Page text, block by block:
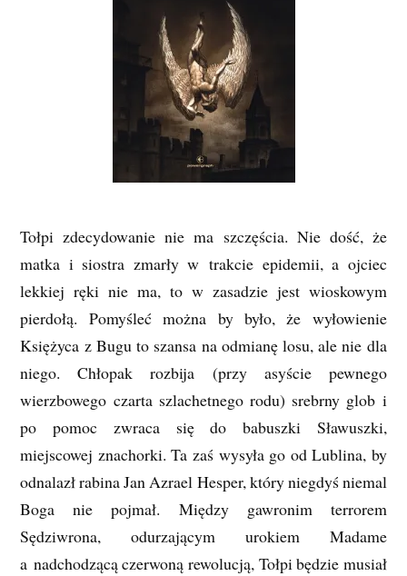
Tołpi zdecydowanie nie ma szczęścia. Nie dość, że
matka i siostra zmarły w trakcie epidemii, a ojciec
lekkiej ręki nie ma, to w zasadzie jest wioskowym
pierdołą. Pomyśleć można by było, że wyłowienie
Księżyca z Bugu to szansa na odmianę losu, ale nie dla
niego. Chłopak rozbija (przy asyście pewnego
wierzbowego czarta szlachetnego rodu) srebrny glob i
po pomoc zwraca się do babuszki Sławuszki,
miejscowej znachorki. Ta zaś wysyła go od Lublina, by
odnalazł rabina Jan Azrael Hesper, który niegdyś niemal
Boga nie pojmał. Między gawronim terrorem
Sędziwrona, odurzającym urokiem Madame
a nadchodzącą czerwoną rewolucją, Tołpi będzie musiał